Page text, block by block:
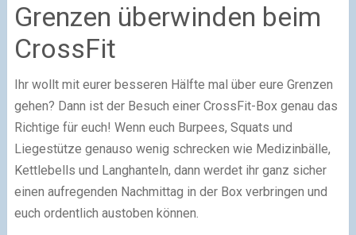
Grenzen überwinden beim
CrossFit
Ihr wollt mit eurer besseren Hälfte mal über eure Grenzen
gehen? Dann ist der Besuch einer CrossFit-Box genau das
Richtige für euch! Wenn euch Burpees, Squats und
Liegestütze genauso wenig schrecken wie Medizinbälle,
Kettlebells und Langhanteln, dann werdet ihr ganz sicher
einen aufregenden Nachmittag in der Box verbringen und
euch ordentlich austoben können.